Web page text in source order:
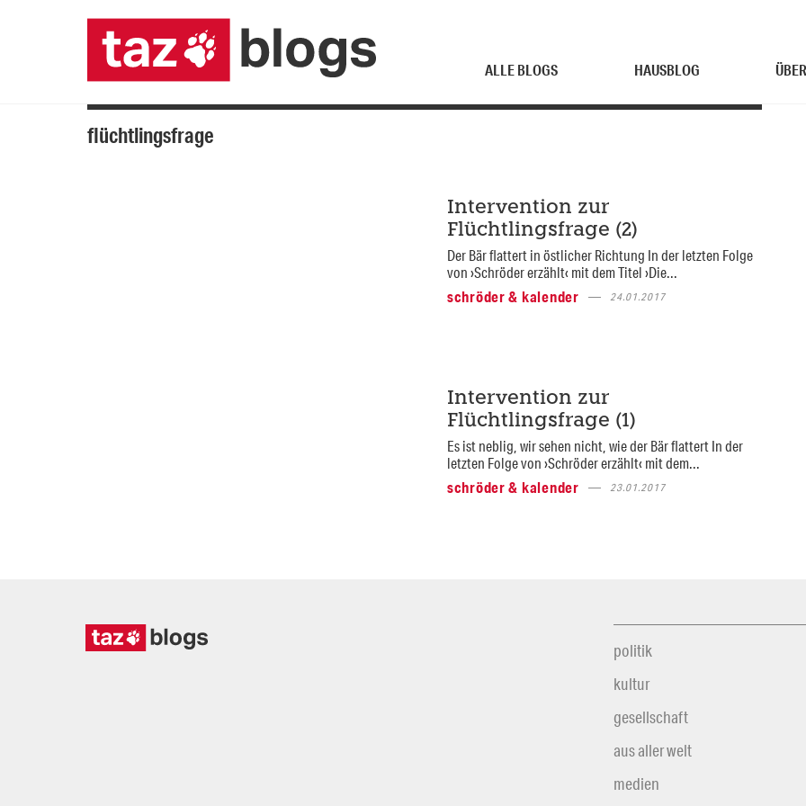
ALLE BLOGS HAUSBLOG
flüchtlingsfrage
Intervention zur
Flüchtlingsfrage (2)
Der Bär flattert in östlicher Richtung In der letzten Folge
von ›Schröder erzählt‹ mit dem Titel ›Die...
schröder & kalender
24.01.2017
Intervention zur
Flüchtlingsfrage (1)
Es ist neblig, wir sehen nicht, wie der Bär flattert In der
letzten Folge von ›Schröder erzählt‹ mit dem...
schröder & kalender
23.01.2017
politik
kultur
gesellschaft
aus aller welt
medien